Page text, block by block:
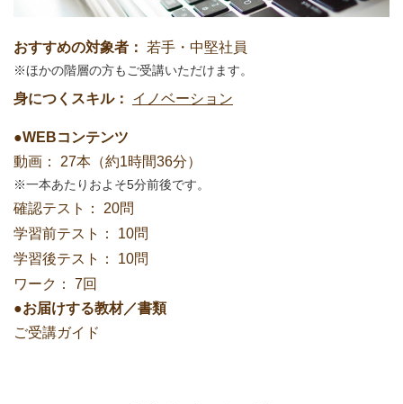
おすすめの対象者： 若手・中堅社員
ほかの階層の方もご受講いただけます。
身につくスキル： イノベーション
●WEBコンテンツ
動画：
27本（約1時間36分）
一本あたりおよそ5分前後です。
確認テスト：
20問
学習前テスト：
10問
学習後テスト：
10問
ワーク：
7回
●お届けする教材／書類
ご受講ガイド